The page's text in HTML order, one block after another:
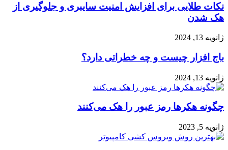
نکات طلایی برای افزایش امنیت سایبری و جلوگیری از
هک شدن
ژانویه 13, 2024
باج افزار چیست و چه خطراتی دارد؟
ژانویه 13, 2024
چگونه هکرها رمز عبور را هک می‌کنند
ژانویه 5, 2023